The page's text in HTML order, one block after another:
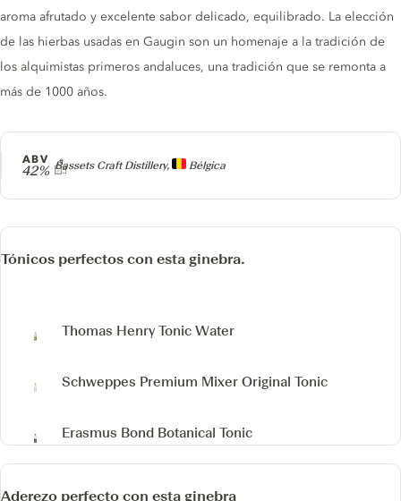
Producer
Bassets Craft Distillery, Bélgica
ABV
42%
aroma afrutado y excelente sabor delicado, equilibrado. La elección
de las hierbas usadas en Gaugin son un homenaje a la tradición de
los alquimistas primeros andaluces, una tradición que se remonta a
más de 1000 años.
Tónicos perfectos con esta ginebra.
Thomas Henry Tonic Water
Schweppes Premium Mixer Original Tonic
Erasmus Bond Botanical Tonic
Aderezo perfecto con esta ginebra